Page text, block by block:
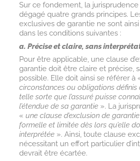
Sur ce fondement, la
dégagé quatre grands principes.
exclusives de garantie ne sont
dans les conditions suivantes :
a. Précise et claire, sans
Pour être applicable, une clause
garantie doit être claire et précise,
possible. Elle doit ainsi se référer à
circonstances ou obligations définis
telle sorte que l’assuré puisse
l’étendue de sa garantie». La
« une clause d’exclusion de
formelle et limitée dès lors qu’elle
interprétée». Ainsi, toute clause
nécessitant un effort particulier
devrait être écartée.